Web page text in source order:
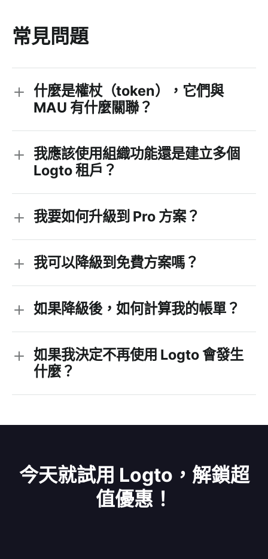
常見問題
什麼是權杖（token），它們與
MAU 有什麼關聯？
用戶登錄：當用戶成功登錄後，會發放一個不透明的
後端 API 授權 (RBAC)：當啟用基於角色的訪問控制
訪問權杖。
組織授權：如果啟用了組織功能，Logto 會透過發
放組織訪問權杖來提供組織級的訪問控制。每次組織
特定的授權請求會生成一個單獨的組織訪問權杖。
授權請求（例如，訪問 Logto Management API
期間，會發放一個新的訪問權杖。
刷新權杖使用：如果啟用了 offline_access，每次有
效的刷新權杖交換後會在之前的權杖過期後發放一個
我應該使用組織功能還是建立多個
Logto 租戶？
如果你需要一個共用的用戶池，讓同一個身分能訪問
每個建立一個 Logto 租戶。
我要如何升級到 Pro 方案？
我可以降級到免費方案嗎？
如果降級後，如何計算我的帳單？
如果我決定不再使用 Logto 會發生
什麼？
刪除任何不必要的資料以及與帳號綁定的租戶。
今天就試用 Logto，解鎖超
值優惠！